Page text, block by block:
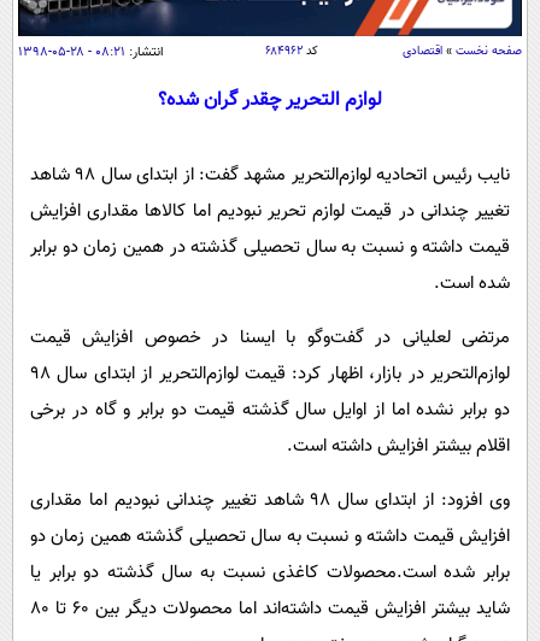
اقتصاد
اقتصادی
جامعه
حوادث
سلامت
بین الملل
سیاست خارجی
فرهنگ و هنر
علم و دانش
علمی
اخبار کریپتو
گوناگون
سرگرمی
باشگاه مغز
فیلم
اقتصاد
سیاست
سرگرمی
عصر ایران 2
داستان کوتاه
پیامک
آشپزی
صفحه نخست » اقتصادی کد۶۸۴۹۶۲ انتشار: ۰۸:۲۱ - ۲۸-۰۵-۱۳۹۸
لوازم التحریر چقدر گران شده؟
نایب رئیس اتحادیه لوازم‌التحریر مشهد گفت: از ابتدای سال 98 شاهد
تغییر چندانی در قیمت لوازم تحریر نبودیم اما کالاها مقداری افزایش
قیمت داشته و نسبت به سال تحصیلی گذشته در همین زمان دو برابر
شده است.
مرتضی لعلیانی در گفت‌وگو با ایسنا در خصوص افزایش قیمت
لوازم‌التحریر در بازار، اظهار کرد: قیمت لوازم‌التحریر از ابتدای سال 98
دو برابر نشده اما از اوایل سال گذشته قیمت دو برابر و گاه در برخی
اقلام بیشتر افزایش داشته است.
وی افزود: از ابتدای سال 98 شاهد تغییر چندانی نبودیم اما مقداری
افزایش قیمت داشته و نسبت به سال تحصیلی گذشته همین زمان دو
برابر شده است.محصولات کاغذی نسبت به سال گذشته دو برابر یا
شاید بیشتر افزایش قیمت داشته‌اند اما محصولات دیگر بین 60 تا 80